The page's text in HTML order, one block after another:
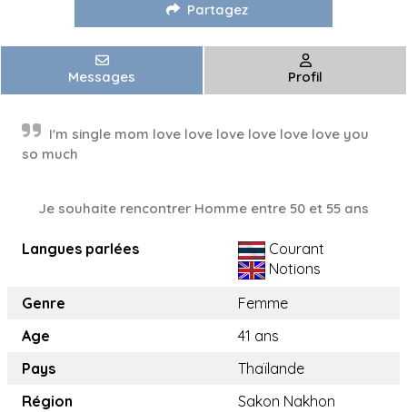
Partagez
Messages Profil
I'm single mom love love love love love love you
so much
Je souhaite rencontrer Homme entre 50 et 55 ans
Langues parlées
Courant
Notions
Genre
Femme
Age
41 ans
Pays
Thaïlande
Région
Sakon Nakhon